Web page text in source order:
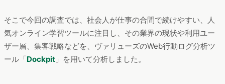
そこで今回の調査では、社会人が仕事の合間で続けやすい、人
気オンライン学習ツールに注目し、その業界の現状や利用ユー
ザー層、集客戦略などを、ヴァリューズのWeb行動ログ分析ツ
ール「Dockpit 」を用いて分析しました。